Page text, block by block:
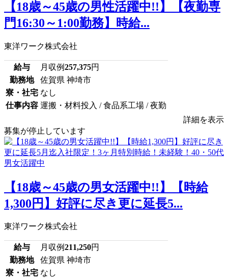
【18歳～45歳の男性活躍中!!】【夜勤専
門16:30～1:00勤務】時給...
東洋ワーク株式会社
給与 月収例257,375円
勤務地
佐賀県 神埼市
寮・社宅 なし
仕事内容 運搬・材料投入 / 食品系工場 / 夜勤
詳細を表示
募集が停止しています
【18歳～45歳の男女活躍中!!】【時給
1,300円】好評に尽き更に延長5...
東洋ワーク株式会社
給与 月収例211,250円
勤務地
佐賀県 神埼市
寮・社宅 なし